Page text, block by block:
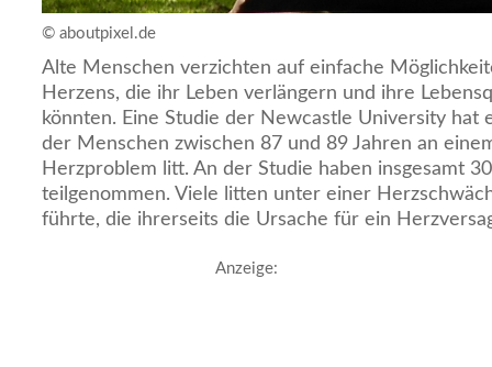
© aboutpixel.de
Alte Menschen verzichten auf einfache
Herzens, die ihr Leben verlängern und ihre
könnten. Eine Studie der Newcastle University hat
der Menschen zwischen 87 und 89 Jahren an
Herzproblem litt. An der Studie haben insgesamt
teilgenommen. Viele litten unter einer
führte, die ihrerseits die Ursache für ein
Anzeige: